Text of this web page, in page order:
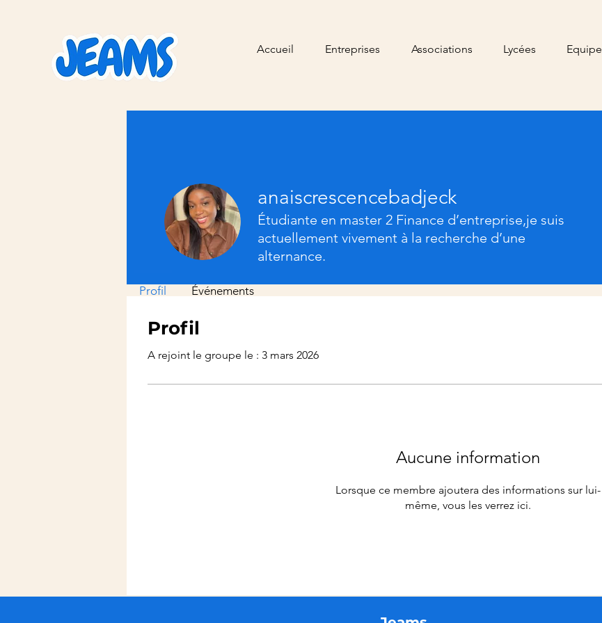
Accueil Entreprises Associations Lycées Equipe
anaiscrescencebadjeck
Étudiante en master 2 Finance d’entreprise,je suis
actuellement vivement à la recherche d’une
alternance.
Profil
A rejoint le groupe le : 3 mars 2026
Aucune information
Lorsque ce membre ajoutera des informations sur lui-
même, vous les verrez ici.
Profil Événements